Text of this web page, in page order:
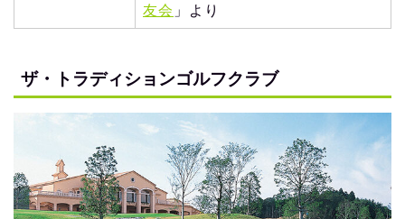
友会 」より
ザ・トラディションゴルフクラブ